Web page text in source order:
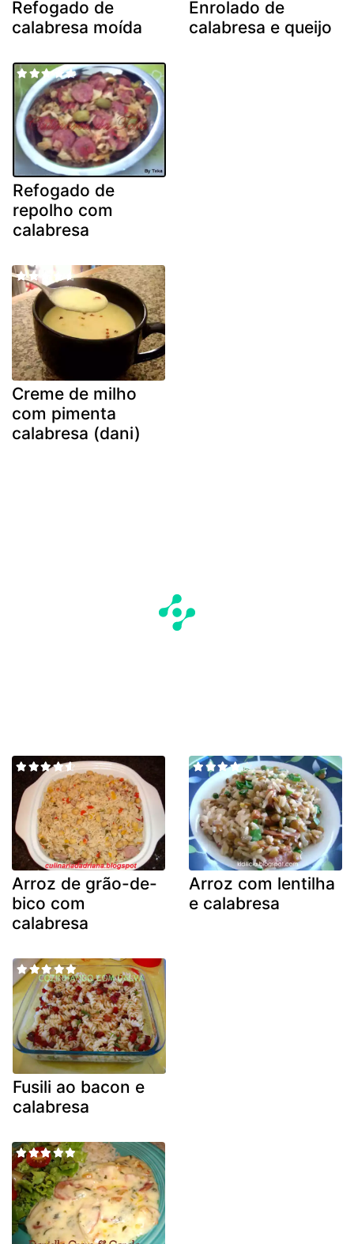
Refogado de
calabresa moída
Enrolado de
calabresa e queijo
Refogado de
repolho com
calabresa
Creme de milho
com pimenta
calabresa (dani)
Arroz de grão-de-
bico com
calabresa
Arroz com lentilha
e calabresa
Fusili ao bacon e
calabresa